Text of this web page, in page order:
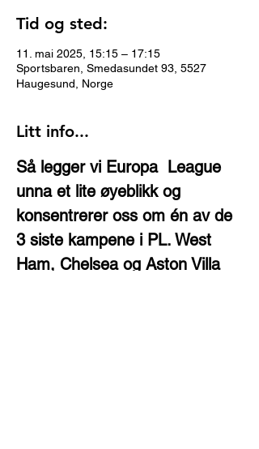
Tid og sted:
11. mai 2025, 15:15 – 17:15
Sportsbaren, Smedasundet 93, 5527
Haugesund, Norge
Litt info...
Så legger vi Europa  League
unna et lite øyeblikk og
konsentrerer oss om én av de
3 siste kampene i PL. West
Ham, Chelsea og Aston Villa